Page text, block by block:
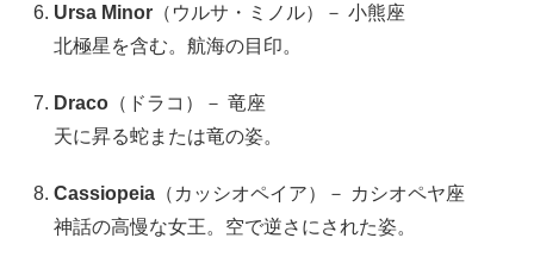
Ursa Minor （ウルサ・ミノル）－ 小熊座
北極星を含む。航海の目印。
Draco （ドラコ）－ 竜座
天に昇る蛇または竜の姿。
Cassiopeia （カッシオペイア）－ カシオペヤ座
神話の高慢な女王。空で逆さにされた姿。